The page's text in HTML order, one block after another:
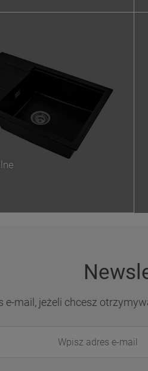
e-mail, jeżeli chcesz